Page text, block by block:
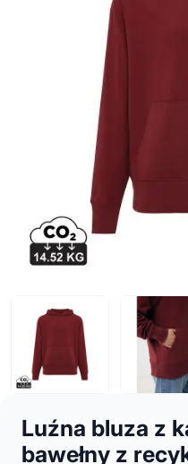
Luźna bluza z
bawełny z